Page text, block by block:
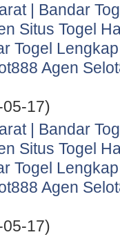
| Bandar
Situs Togel
Togel
Agen
17)
| Bandar
Situs Togel
Togel
Agen
17)